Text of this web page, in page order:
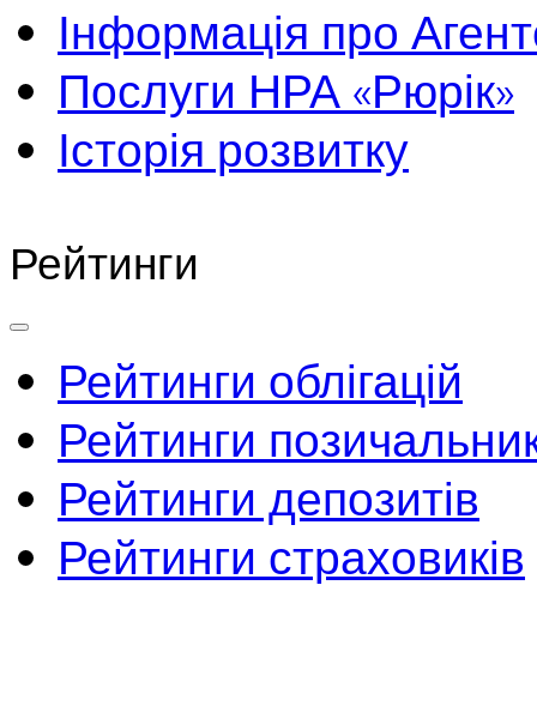
Інформація про
Послуги НРА «Рюрік»
Історія розвитку
Рейтинги
Рейтинги облігацій
Рейтинги
Рейтинги депозитів
Рейтинги страховиків